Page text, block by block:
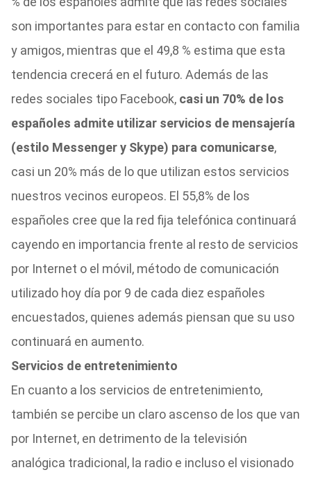
son importantes para estar en contacto con familia
y amigos, mientras que el 49,8 % estima que esta
tendencia crecerá en el futuro. Además de las
redes sociales tipo Facebook, casi un 70% de los
españoles admite utilizar servicios de mensajería
(estilo Messenger y Skype) para comunicarse,
casi un 20% más de lo que utilizan estos servicios
nuestros vecinos europeos. El 55,8% de los
españoles cree que la red fija telefónica continuará
cayendo en importancia frente al resto de servicios
por Internet o el móvil, método de comunicación
utilizado hoy día por 9 de cada diez españoles
encuestados, quienes además piensan que su uso
continuará en aumento.
Servicios de entretenimiento
En cuanto a los servicios de entretenimiento,
también se percibe un claro ascenso de los que van
por Internet, en detrimento de la televisión
analógica tradicional, la radio e incluso el visionado